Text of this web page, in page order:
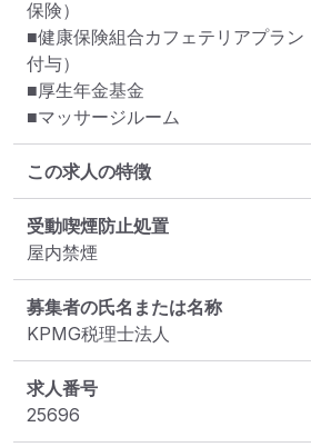
保険）
■健康保険組合カフェテリアプラン
付与）
■厚生年金基金
■マッサージルーム
この求人の特徴
受動喫煙防止処置
屋内禁煙
募集者の氏名または名称
KPMG税理士法人
求人番号
25696